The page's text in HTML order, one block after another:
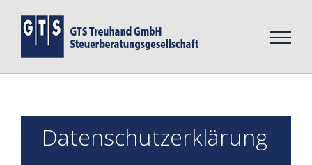
Inhalt
springen
Datenschutzerklärung